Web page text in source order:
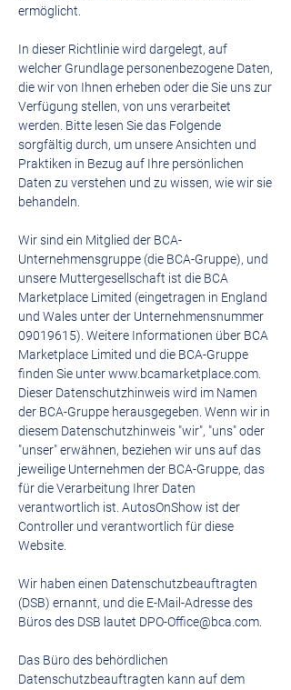
ermöglicht.
In dieser Richtlinie wird dargelegt, auf
welcher Grundlage personenbezogene Daten,
die wir von Ihnen erheben oder die Sie uns zur
Verfügung stellen, von uns verarbeitet
werden. Bitte lesen Sie das Folgende
sorgfältig durch, um unsere Ansichten und
Praktiken in Bezug auf Ihre persönlichen
Daten zu verstehen und zu wissen, wie wir sie
behandeln.
Wir sind ein Mitglied der BCA-
Unternehmensgruppe (die BCA-Gruppe), und
unsere Muttergesellschaft ist die BCA
Marketplace Limited (eingetragen in England
und Wales unter der Unternehmensnummer
09019615) . Weitere Informationen über BCA
Marketplace Limited und die BCA-Gruppe
finden Sie unterwww.bcamarketplace.com
Dieser Datenschutzhinweis wird im Namen
der BCA-Gruppe herausgegeben. Wenn wir in
diesem Datenschutzhinweis "wir", "uns" oder
"unser" erwähnen, beziehen wir uns auf das
jeweilige Unternehmen der BCA-Gruppe, das
für die Verarbeitung Ihrer Daten
verantwortlich ist. AutosOnShow ist der
Controller und verantwortlich für diese
Website.
Wir haben einen Datenschutzbeauftragten
(DSB) ernannt, und die E-Mail-Adresse des
Büros des DSB lautet DPO-Office@bca.com
Das Büro des behördlichen
Datenschutzbeauftragten kann auf dem